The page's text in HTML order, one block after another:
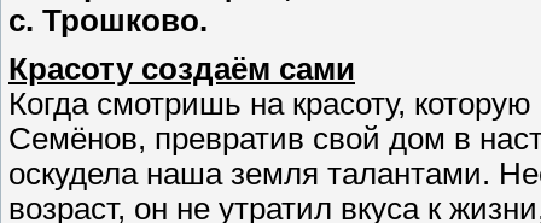
с. Трошково.
Красоту создаём сами
Когда смотришь на красоту,
Семёнов, превратив свой дом в
оскудела наша земля талантами.
возраст, он не утратил вкуса к